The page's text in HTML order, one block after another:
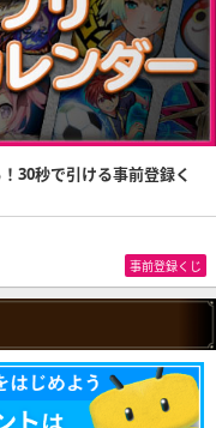
30秒で引ける事前登録く
事前登録くじ